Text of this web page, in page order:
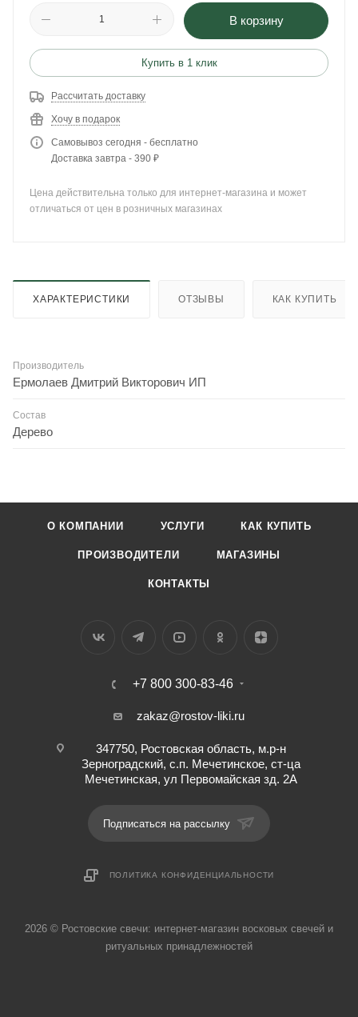
В корзину
Купить в 1 клик
Рассчитать доставку
Хочу в подарок
Самовывоз сегодня - бесплатно
Доставка завтра - 390 ₽
Цена действительна только для интернет-магазина и может
отличаться от цен в розничных магазинах
ХАРАКТЕРИСТИКИ ОТЗЫВЫ КАК КУПИТЬ
Производитель
Ермолаев Дмитрий Викторович ИП
Состав
Дерево
О КОМПАНИИ УСЛУГИ КАК КУПИТЬ
ПРОИЗВОДИТЕЛИ МАГАЗИНЫ
КОНТАКТЫ
+7 800 300-83-46
zakaz@rostov-liki.ru
347750, Ростовская область, м.р-н
Зерноградский, с.п. Мечетинское, ст-ца
Мечетинская, ул Первомайская зд. 2А
Подписаться на рассылку
ПОЛИТИКА КОНФИДЕНЦИАЛЬНОСТИ
2026 © Ростовские свечи: интернет-магазин восковых свечей и
ритуальных принадлежностей